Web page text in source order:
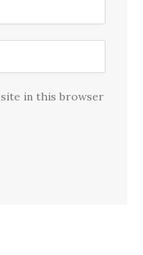
in this browser